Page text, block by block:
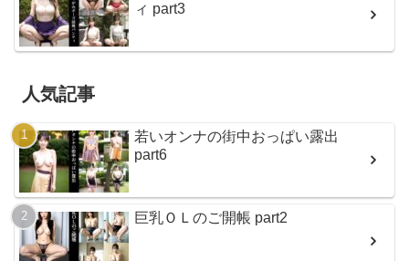
ィ part3
人気記事
若いオンナの街中おっぱい露出
part6
巨乳ＯＬのご開帳 part2